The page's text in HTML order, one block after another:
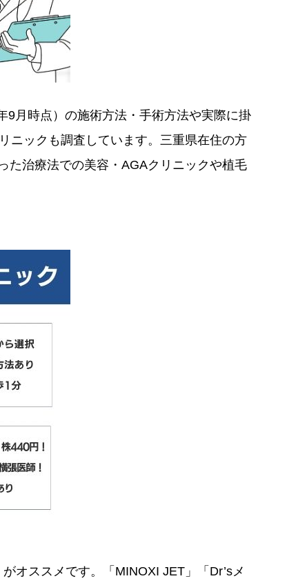
9月時点）の施術方法・手術方法や実際に掛
ニックも調査しています。三重県在住の方
た治療法での美容・AGAクリニックや植毛
がオススメです。「MINOXI JET」「Dr’sメ